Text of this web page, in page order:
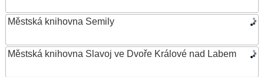
Městská knihovna Semily
Městská knihovna Slavoj ve Dvoře Králové nad Labem